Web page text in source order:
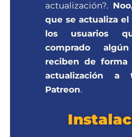
actualización?.
que se actualiza
los usuarios
comprado
reciben de forma
actualización a
Patreon.